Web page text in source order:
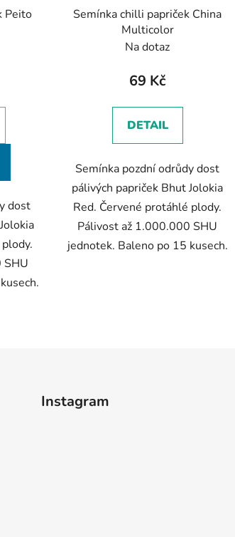
Peito
dost
SHU
Semínka chilli papriček China
Multicolor
Na dotaz
69 Kč
DETAIL
Semínka pozdní odrůdy dost
pálivých papriček Bhut Jolokia
Red. Červené protáhlé plody.
Pálivost až 1.000.000 SHU
jednotek. Baleno po 15 kusech.
Instagram